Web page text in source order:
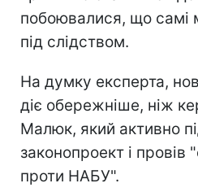
побоювалися, що самі
під слідством.
На думку експерта,
діє обережніше, ніж
Малюк, який активно
законопроект і провів
проти НАБУ".